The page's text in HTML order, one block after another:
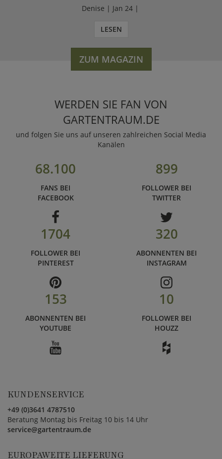
Denise | Jan 24 |
LESEN
ZUM MAGAZIN
WERDEN SIE FAN VON
GARTENTRAUM.DE
und folgen Sie uns auf unseren zahlreichen Social Media
Kanälen
68.100
FANS BEI
FACEBOOK
899
FOLLOWER BEI
TWITTER
1704
FOLLOWER BEI
PINTEREST
320
ABONNENTEN BEI
INSTAGRAM
153
ABONNENTEN BEI
YOUTUBE
10
FOLLOWER BEI
HOUZZ
KUNDENSERVICE
+49 (0)3641 4787510
Beratung Montag bis Freitag 10 bis 14 Uhr
service@gartentraum.de
EUROPAWEITE LIEFERUNG